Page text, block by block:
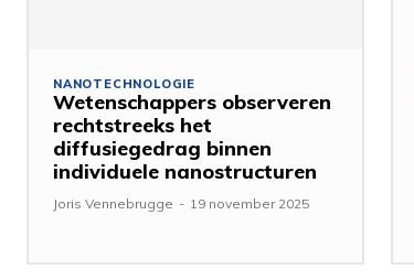
NANOTECHNOLOGIE
Wetenschappers observeren
rechtstreeks het
diffusiegedrag binnen
individuele nanostructuren
Joris Vennebrugge - 19 november 2025